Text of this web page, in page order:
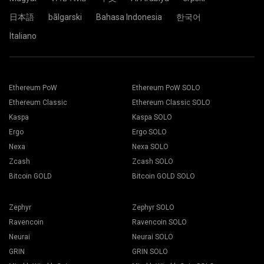
Przejść do zakładki Pracownicy.
Wybierz swoje platformy wydobywcze i wciśnij przycisk
Kopanie.
wydobywczej, a proces wydobycia rozpoczyna się
Wszystko jest gotowe. Twoje urządzenie górnicze
nazwę w polu Name poniżej. Naciśnij przycisk Create.
wyskakujące okienko, wybierz najbliższą lokalizację
serwera. Domyślną lokalizacją dla Europy jest EU.
日本語
bãlgarski Bahasa Indonesia
한국어
Italiano
Ethereum PoW
Ethereum Classic
Kaspa
Ergo
Nexa
Zcash
Bitcoin GOLD
Ethereum PoW SOLO
Ethereum Classic SOLO
Kaspa SOLO
Ergo SOLO
Nexa SOLO
Zcash SOLO
Bitcoin GOLD SOLO
Zephyr
Ravencoin
Neurai
GRIN
Zephyr SOLO
Ravencoin SOLO
Neurai SOLO
GRIN SOLO